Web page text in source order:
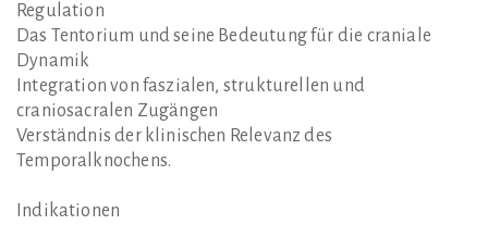
Regulation
Das Tentorium und seine Bedeutung für die craniale
Dynamik
Integration von faszialen, strukturellen und
craniosacralen Zugängen
Verständnis der klinischen Relevanz des
Temporalknochens.
Indikationen